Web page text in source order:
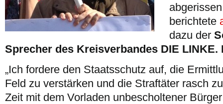
berichtete
dazu der
Sprecher des Kreisverbandes DIE LINKE.
„Ich fordere den Staatsschutz auf, die
Feld zu verstärken und die Straftäter rasch
Zeit mit dem Vorladen unbescholtener